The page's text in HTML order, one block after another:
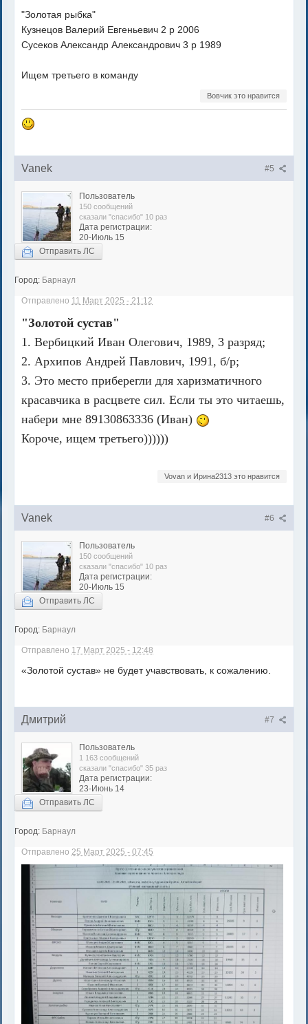
"Золотая рыбка"
Кузнецов Валерий Евгеньевич 2 р 2006
Сусеков Александр Александрович 3 р 1989
Ищем третьего в команду
Вовчик это нравится
#5
Vanek
Пользователь
150 сообщений
сказали "спасибо" 10 раз
Дата регистрации:
20-Июль 15
Отправить ЛС
Город: Барнаул
Отправлено 11 Март 2025 - 21:12
"Золотой сустав"
1. Вербицкий Иван Олегович, 1989, 3 разряд;
2. Архипов Андрей Павлович, 1991, б/р;
3. Это место приберегли для харизматичного
красавчика в расцвете сил. Если ты это читаешь,
набери мне 89130863336 (Иван)
Короче, ищем третьего))))))
Vovan и Ирина2313 это нравится
#6
Vanek
Пользователь
150 сообщений
сказали "спасибо" 10 раз
Дата регистрации:
20-Июль 15
Отправить ЛС
Город: Барнаул
Отправлено 17 Март 2025 - 12:48
«Золотой сустав» не будет учавствовать, к сожалению.
#7
Дмитрий
Пользователь
1 163 сообщений
сказали "спасибо" 35 раз
Дата регистрации:
23-Июнь 14
Отправить ЛС
Город: Барнаул
Отправлено25 Март 2025 - 07:45